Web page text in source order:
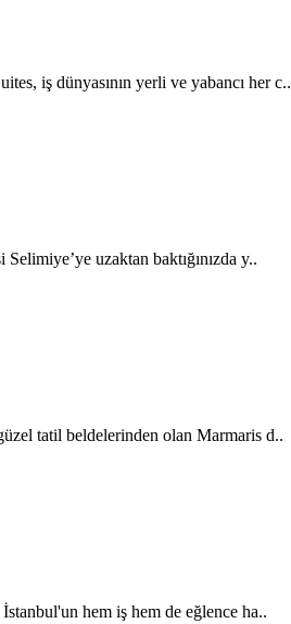
iş dünyasının yerli ve yabancı her c..
uzaktan baktığınızda y..
tatil beldelerinden olan Marmaris d..
hem iş hem de eğlence ha..